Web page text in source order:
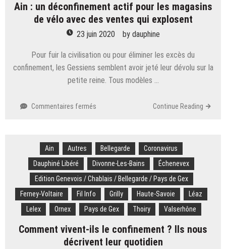
ski
savoyard
Ain : un déconfinement actif pour les magasins
de vélo avec des ventes qui explosent
23 juin 2020 by dauphine
Pour fuir la civilisation ou pour éliminer les excès du
confinement, les Gessiens semblent avoir jeté leur dévolu sur la
petite reine. Tous modèles …
Commentaires fermés
déconfinement
actif
pour
les
magasins
de
vélo
des
ventes
Continue Reading
Ain Autres Bellegarde
Coronavirus
Dauphiné Libéré
Divonne-Les-Bains
Échenevex
Edition Genevois / Chablais / Bellegarde / Pays de Gex
Ferney-Voltaire
Fil Info Grilly Haute-Savoie
Léaz
Lelex
Ornex Pays de Gex Thoiry Valserhône
Comment vivent-ils le confinement ? Ils nous
décrivent leur quotidien